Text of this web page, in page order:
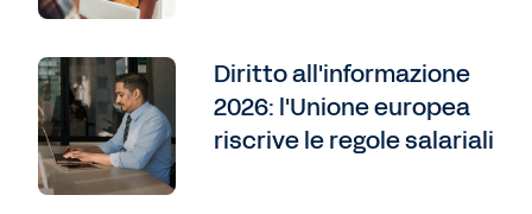
Diritto all'informazione
2026: l'Unione europea
riscrive le regole salariali